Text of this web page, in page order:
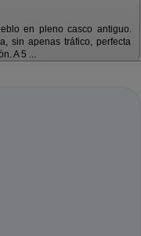
en pleno casco antiguo.
sin apenas tráfico, perfecta
A 5 ...